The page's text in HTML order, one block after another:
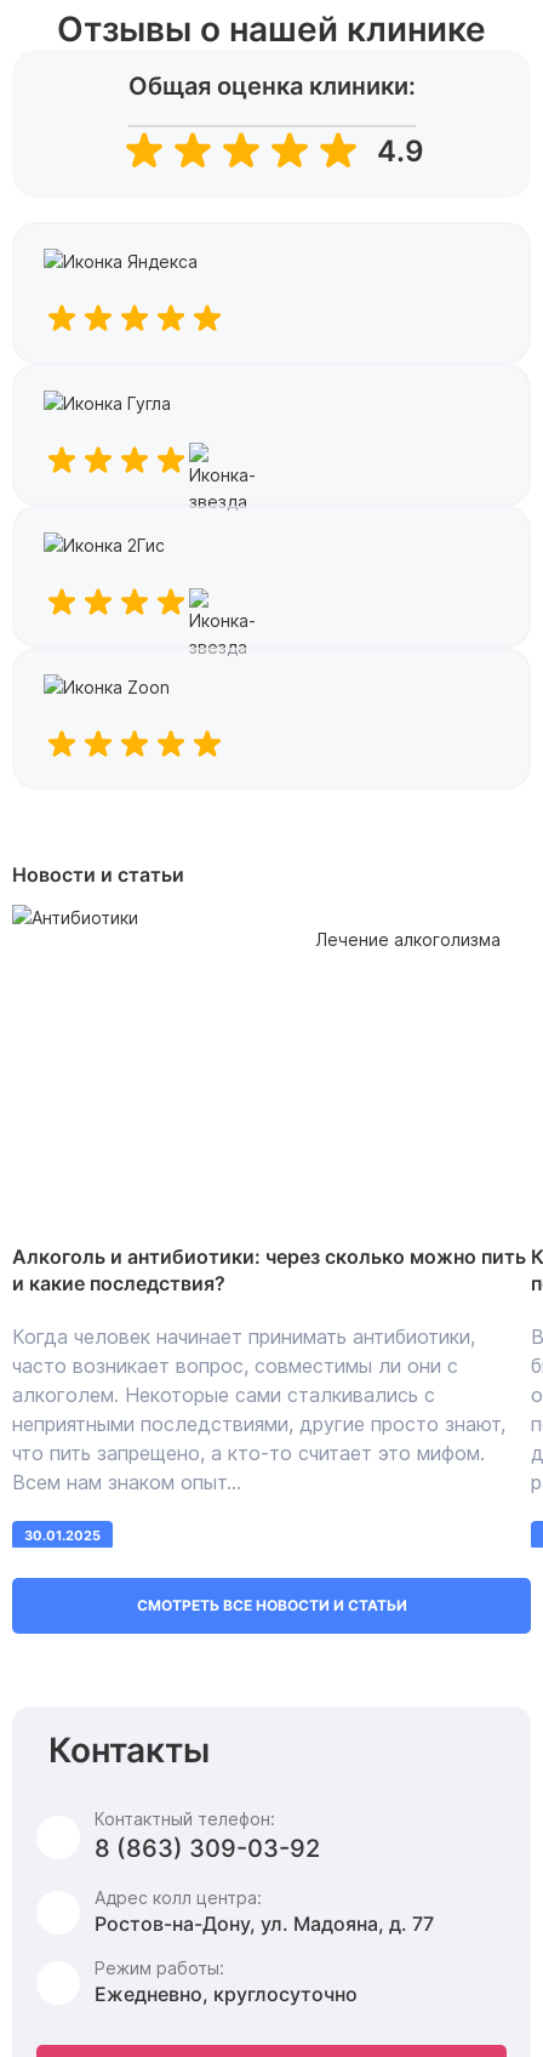
Отзывы о нашей клинике
Общая оценка клиники:
4.9
Новости и статьи
Лечение алкоголизма
Алкоголь и антибиотики: через сколько можно пить
и какие последствия?
Когда человек начинает принимать антибиотики,
часто возникает вопрос, совместимы ли они с
алкоголем. Некоторые сами сталкивались с
неприятными последствиями, другие просто знают,
что пить запрещено, а кто-то считает это мифом.
Всем нам знаком опыт...
30.01.2025
СМОТРЕТЬ ВСЕ НОВОСТИ И СТАТЬИ
Контакты
Контактный телефон:
8 (863) 309-03-92
Адрес колл центра:
Ростов-на-Дону, ул. Мадояна, д. 77
Режим работы:
Ежедневно, круглосуточно